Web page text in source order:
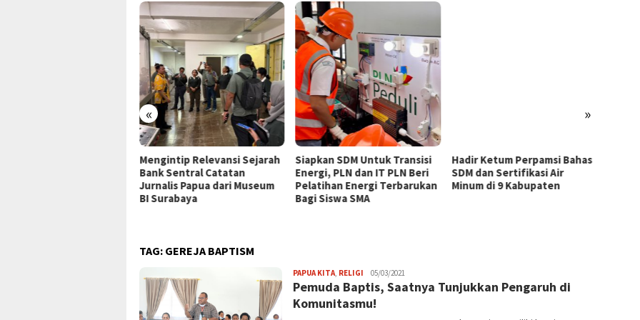
« »
Mengintip Relevansi Sejarah
Bank Sentral Catatan
Jurnalis Papua dari Museum
BI Surabaya
Siapkan SDM Untuk Transisi
Energi, PLN dan IT PLN Beri
Pelatihan Energi Terbarukan
Bagi Siswa SMA
Hadir Ketum Perpamsi Bahas
SDM dan Sertifikasi Air
Minum di 9 Kabupaten
TAG: GEREJA BAPTISM
PAPUA KITA, RELIGI Frida
Adriana
05/03/2021
Pemuda Baptis, Saatnya Tunjukkan Pengaruh di
Komunitasmu!